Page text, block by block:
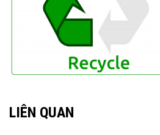
LIÊN QUAN